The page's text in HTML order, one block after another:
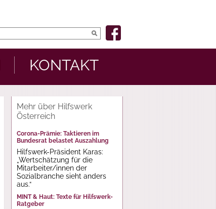
KONTAKT
Mehr über Hilfswerk
Österreich
Corona-Prämie: Taktieren im
Bundesrat belastet Auszahlung
Hilfswerk-Präsident Karas:
„Wertschätzung für die
Mitarbeiter/innen der
Sozialbranche sieht anders
aus.“
MINT & Haut: Texte für Hilfswerk-
Ratgeber